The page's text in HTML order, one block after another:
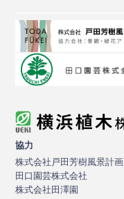
協力
株式会社戸田芳樹風景計画
田口園芸株式会社
株式会社田澤園